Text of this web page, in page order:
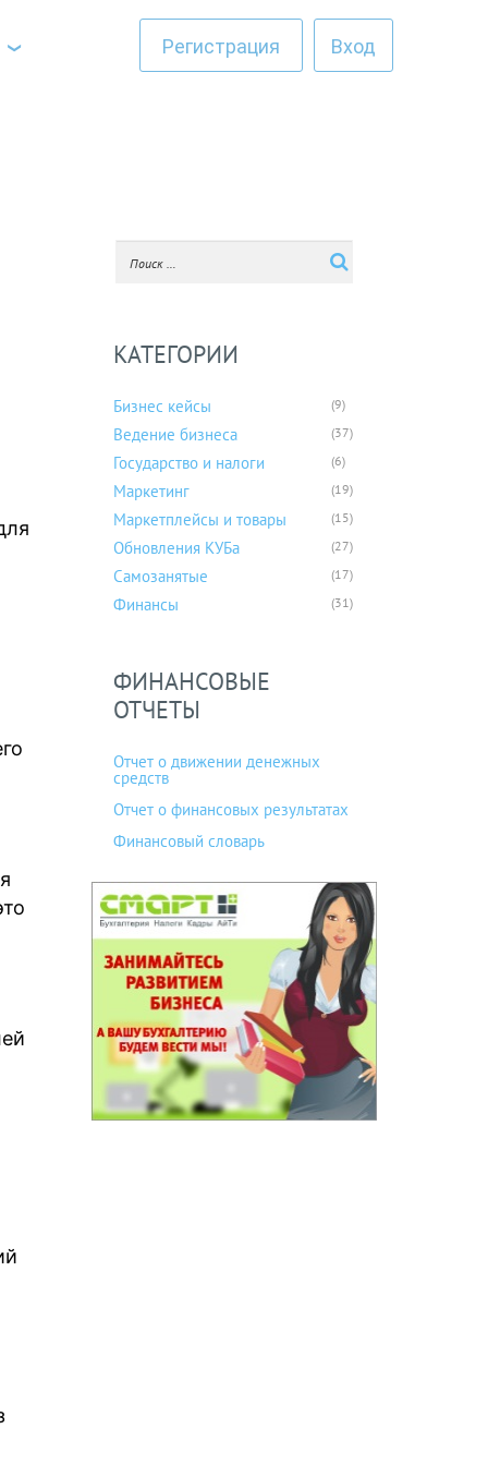
Регистрация Вход
КАТЕГОРИИ
Бизнес кейсы (9)
Ведение бизнеса (37)
Государство и налоги (6)
Маркетинг (19)
Маркетплейсы и товары (15)
Обновления КУБа (27)
Самозанятые (17)
Финансы (31)
ФИНАНСОВЫЕ
ОТЧЕТЫ
Отчет о движении денежных
средств
Отчет о финансовых результатах
Финансовый словарь